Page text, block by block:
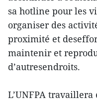
sa hotline pour les
organiser des
proximité et
maintenir et
d’autresendroits.
L’UNFPA